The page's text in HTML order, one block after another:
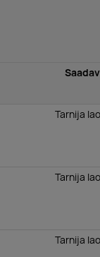
Tarnija
Tarnija
Tarnija